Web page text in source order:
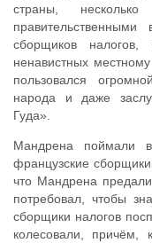
страны,
сборщиков
ненавистных
пользовался
народа и даже
Гуда».
Мандрена поймали
французские
что Мандрена
потребовал, чтобы
сборщики налогов
колесовали, причём,